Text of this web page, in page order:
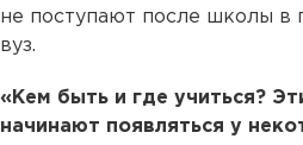
не поступают после школы в
вуз.
«Кем быть и где учиться?
начинают появляться у